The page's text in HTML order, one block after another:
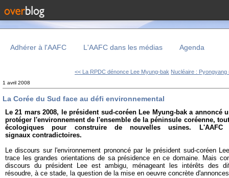
Adhérer à l'AAFC L'AAFC dans les médias Agenda
<< La RPDC dénonce Lee Myung-bak Nucléaire : Pyongyang
1 avril 2008
La Corée du Sud face au défi environnemental
Le 21 mars 2008, le président sud-coréen Lee Myung-bak a annoncé
protéger l'environnement de l'ensemble de la péninsule coréenne,
écologiques pour construire de nouvelles usines.
signaux contradictoires.
Le discours sur l'environnement prononcé par le président sud-coréen
trace les grandes orientations de sa présidence en ce domaine. Mais
discours du président Lee est ambigu, ménageant les intérêts des
résoudre, à ce stade, la question de la mise en oeuvre concrète